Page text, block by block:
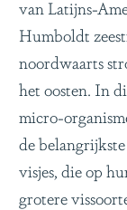
van Latijns-
Humboldt
noordwaarts
het oosten. In
micro-
de
visjes, die op
grotere